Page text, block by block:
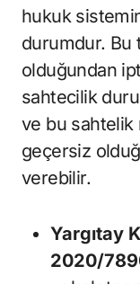
hukuk
durumdur. Bu
olduğundan
sahtecilik
ve bu sahtelik
geçersiz
verebilir.
Yargıtay
2020/